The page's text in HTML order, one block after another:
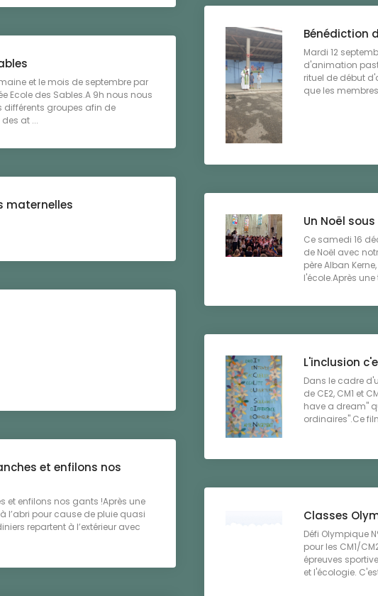
Bénédiction
Mardi 12
d'animation
rituel de début
que les
et le mois de septembre par
Ecole des Sables.A 9h nous nous
groupes afin de
at ...
maternelles
Un Noël
Ce samedi 16
de Noël avec
père Alban
l'école.Après une
L'inclusion
Dans le cadre
de CE2, CM1 et
have a dream"
ordinaires".Ce
et enfilons nos
et enfilons nos gants !Après une
l’abri pour cause de pluie quasi
repartent à l’extérieur avec
Classes
Défi Olympique
pour les CM1/
épreuves
et l'écologie.